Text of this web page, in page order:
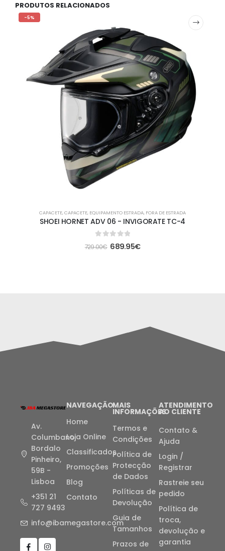
PRODUTOS RELACIONADOS
-5%
CAPACETE,CAPACETE, EQUIPAMENTO ESTRADA, FORA DE ESTRADA
SHOEI HORNET ADV 06 - INVIGORATE TC-4
out of 5
729.00€ 689.95€
Av.
Columbano
Bordalo
Pinheiro,
59B -
Lisboa
+351 21
727 9493
info@ibamegastore.com
NAVEGAÇÃO
Home
Loja Online
Classificados
Promoções
Blog
Contato
MAIS
INFORMAÇÕES
Termos e
Condições
Política de
Protecção
de Dados
Políticas de
Devolução
Guia de
Tamanhos
Prazos de
ATENDIMENTO
AO CLIENTE
Contato &
Ajuda
Login /
Registrar
Rastreie seu
pedido
Política de
troca,
devolução e
garantia